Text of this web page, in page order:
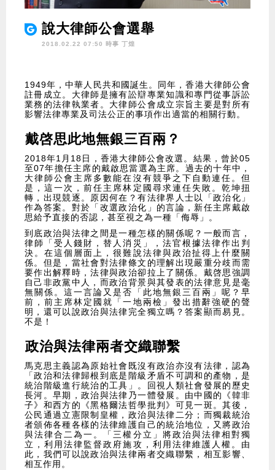
說大律師公會選舉
2018.02.22 07:50 時事 丁煌
1949年，中華人民共和國誕生。同年，香港大律師公會
註冊成立。大律師是擁有訟辯專業知識和專門從事訴訟
業務的法律執業者。大律師公會成立宗旨主要是對所有
影響法律專業及司法公正的事項作出適當的相關行動。
戴啓思此地無銀三百兩？
2018年1月18日，香港大律師公會改選。結果，曾於05
至07年擔任主席的戴啟思當選為主席。過去的十年中，
大律師公會主席多數能在沒有競爭之下自動連任。但
是，這一次，前任主席林定國尋求連任失敗。乾坤扭
轉，出現競逐。原因何在？有法律界人士以「政治化」
作為答案。對於「改選政治化」的言論，新任主席戴啟
思給予直接的否認，甚至視之為一種「侮辱」。
到底政治與法律之間是一種怎樣的關係呢？一般而言，
律師「受人錢財，替人消災」，法官根據法律作出判
決。在這個層面上，很難說法律與政治扯得上什麼關
係。但是，當社會對法律條文的理解出現嚴重分歧而需
要作出解釋時，法律與政治卻拉上了關係。戴啓思強調
自己非政黨中人，而政治背景與其發表的法律意見是毫
無關係。這一言論又是否「此地無銀三百兩」呢？早
前，前主席林定國就「一地兩檢」發出措辭強硬的聲
明，還可以說政治與法律完全獨立嗎？答案顯而易見。
不是！
政治與法律兩者交織聯繫
馬克思主義認為原始社會既沒有政治亦沒有法律，認為
「政治和法律歸根到底是階級矛盾不可調和的產物，是
統治階級進行統治的工具」。回視人類社會發展的歷史
長河。早期，政治與法律乃一體發展。由中國的《韓非
子》和西方的《黑格爾法哲學批判》可見一斑。其後，
公民通過立憲限制皇權，政治與法律二分；而獨裁統治
者頒佈各種各樣的法律維護自己的統治地位，又將政治
與法律合二為一。「三權分立」將政治與法律相對獨
立，利用法律監督政府施攻，利用法律維護人權。由
此，我們可以說政治與法律兩者交織聯繫，相互影響、
相互作用。